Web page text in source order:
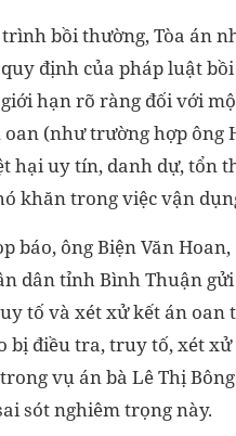
bồi thường, Tòa án
định của pháp luật
hạn rõ ràng đối với
(như trường hợp ông
hại uy tín, danh dự, tổn
khăn trong việc vận
báo, ông Biện Văn
dân tỉnh Bình Thuận
tố và xét xử kết án oan
bị điều tra, truy tố, xét
vụ án bà Lê Thị
sót nghiêm trọng này.